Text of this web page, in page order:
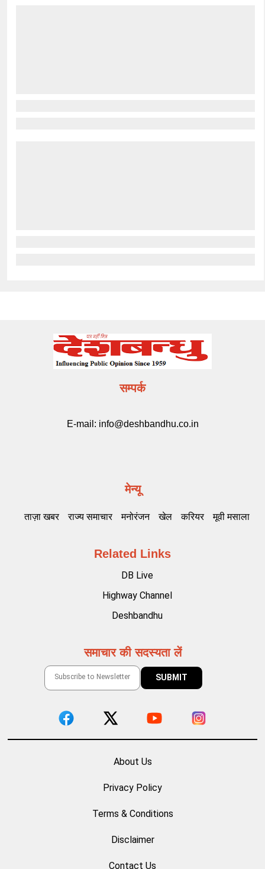
सम्पर्क
E-mail: info@deshbandhu.co.in
मेन्यू
ताज़ा खबर राज्य समाचार मनोरंजन खेल करियर मूवी मसाला
Related Links
DB Live
Highway Channel
Deshbandhu
समाचार की सदस्यता लें
About Us
Privacy Policy
Terms & Conditions
Disclaimer
Contact Us